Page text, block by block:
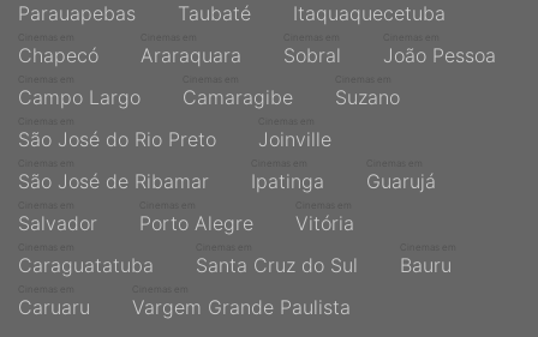
Parauapebas Taubaté Itaquaquecetuba
Chapecó Araraquara Sobral João Pessoa
Campo Largo Camaragibe Suzano
São José do Rio Preto Joinville
São José de Ribamar Ipatinga Guarujá
Salvador Porto Alegre Vitória
Caraguatatuba Santa Cruz do Sul Bauru
Caruaru Vargem Grande Paulista